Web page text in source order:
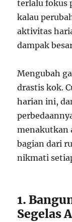
terlalu fokus
kalau
aktivitas
dampak
Mengubah
drastis kok.
harian ini,
menakutkan
bagian dari
nikmati
1.
Segelas